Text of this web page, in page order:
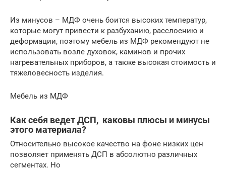
Из минусов – МДФ очень боится высоких температур,
которые могут привести к разбуханию, расслоению и
деформации, поэтому мебель из МДФ рекомендуют не
использовать возле духовок, каминов и прочих
нагревательных приборов, а также высокая стоимость и
тяжеловесность изделия.
Мебель из МДФ
Как себя ведет ДСП, каковы плюсы и минусы
этого материала?
Относительно высокое качество на фоне низких цен
позволяет применять ДСП в абсолютно различных
сегментах. Но